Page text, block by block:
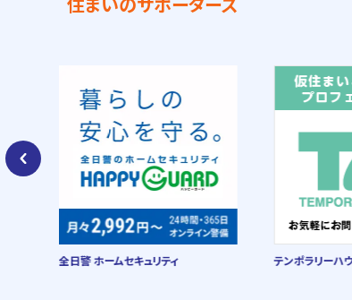
全日警 ホームセキュリティ テンポラリーハ